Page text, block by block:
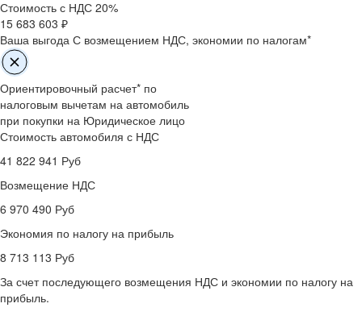
Стоимость с НДС 20%
15 683 603 ₽
Ваша выгода С возмещением НДС, экономии по налогам*
Ориентировочный расчет* по
налоговым вычетам на автомобиль
при покупки на Юридическое лицо
Стоимость автомобиля с НДС
41 822 941 Руб
Возмещение НДС
6 970 490 Руб
Экономия по налогу на прибыль
8 713 113 Руб
За счет последующего возмещения НДС и экономии по налогу на
прибыль.